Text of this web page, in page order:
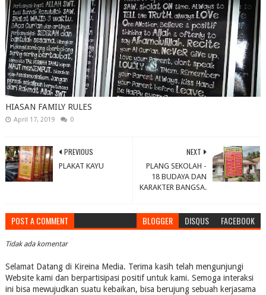
HIASAN FAMILY RULES
April 17, 2019 0
NEXT
PLANG SEKOLAH -
18 BUDAYA DAN
KARAKTER BANGSA.
PREVIOUS
PLAKAT KAYU
POST A COMMENT BLOGGER DISQUS FACEBOOK
Tidak ada komentar
Selamat Datang di Kireina Media. Terima kasih telah mengunjungi
Website kami dan berpartisipasi positif untuk kami. Semoga interaksi
ini bisa mewujudkan suatu kebaikan, bisa berujung sebuah kerjasama